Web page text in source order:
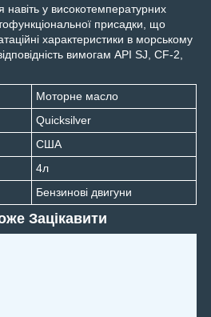
навіть у високотемпературних
присадки, що
характеристики в морському
вимогам API SJ, CF-2,
Моторне масло
Quicksilver
США
4л
Бензинові двигуни
Зацікавити